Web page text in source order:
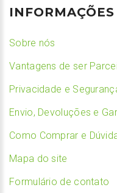
INFORMAÇÕES
Sobre nós
Vantagens de ser
Privacidade e
Envio, Devoluções e
Como Comprar e
Mapa do site
Formulário de contato